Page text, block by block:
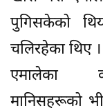
पुगिसकेको
चलिरहेका थिए
एमालेका
मानिसहरूको